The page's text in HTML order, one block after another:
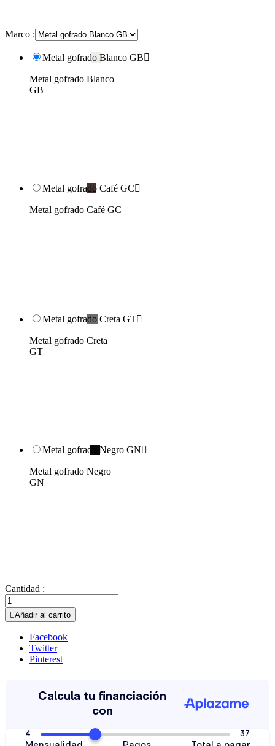
Marco :
Metal gofrado Blanco GB
Metal gofrado Blanco
GB
Metal gofrado Café GC
Metal gofrado Café GC
Metal gofrado Creta GT
Metal gofrado Creta
GT
Metal gofrado Negro GN
Metal gofrado Negro
GN
Cantidad :
Añadir al carrito
Facebook
Twitter
Pinterest